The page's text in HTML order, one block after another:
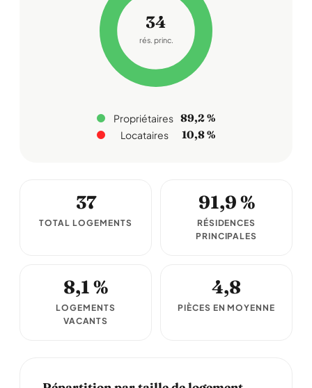
34
rés. princ.
Propriétaires 89,2 %
Locataires 10,8 %
37
TOTAL LOGEMENTS
91,9 %
RÉSIDENCES
PRINCIPALES
8,1 %
LOGEMENTS
VACANTS
4,8
PIÈCES EN MOYENNE